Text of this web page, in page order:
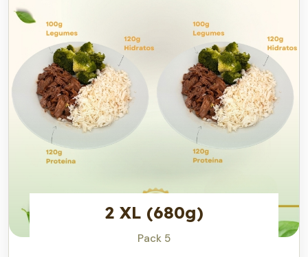
2 XL (680g)
Pack 5